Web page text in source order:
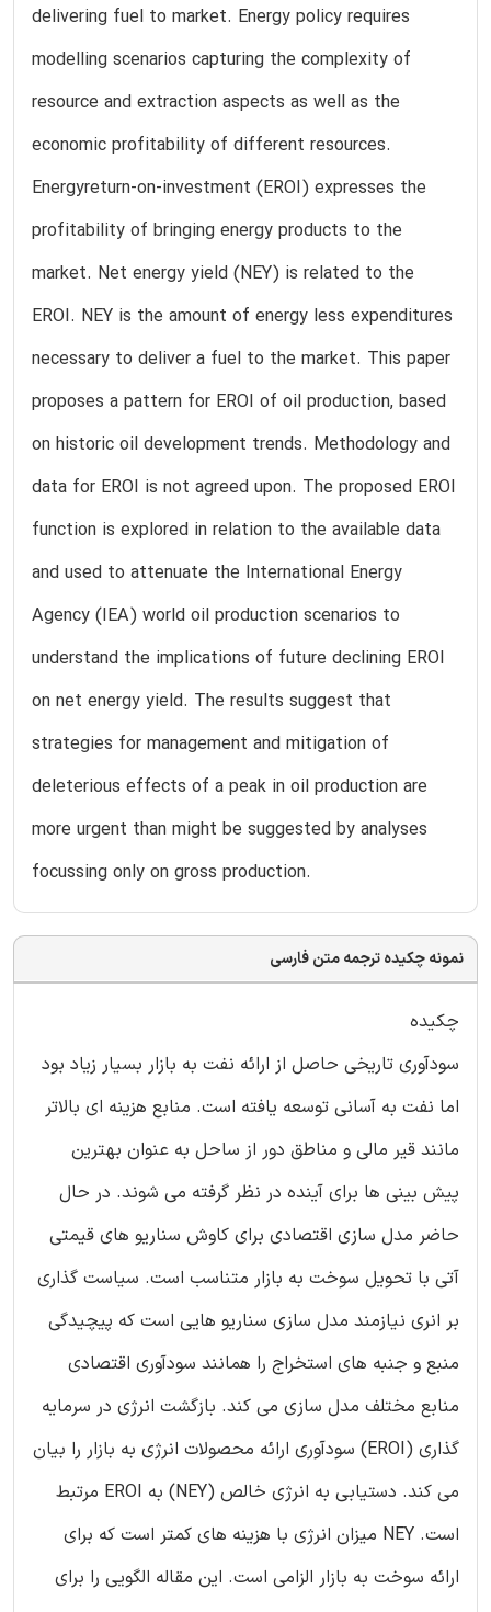
delivering fuel to market. Energy policy requires
modelling scenarios capturing the complexity of
resource and extraction aspects as well as the
economic profitability of different resources.
Energyreturn-on-investment (EROI) expresses the
profitability of bringing energy products to the
market. Net energy yield (NEY) is related to the
EROI. NEY is the amount of energy less expenditures
necessary to deliver a fuel to the market. This paper
proposes a pattern for EROI of oil production, based
on historic oil development trends. Methodology and
data for EROI is not agreed upon. The proposed EROI
function is explored in relation to the available data
and used to attenuate the International Energy
Agency (IEA) world oil production scenarios to
understand the implications of future declining EROI
on net energy yield. The results suggest that
strategies for management and mitigation of
deleterious effects of a peak in oil production are
more urgent than might be suggested by analyses
focussing only on gross production.
نمونه چکیده ترجمه متن فارسی
چکیده
سودآوری تاریخی حاصل از ارائه نفت به بازار بسیار زیاد بود
اما نفت به آسانی توسعه یافته است. منابع هزینه ای بالاتر
مانند قیر مالی و مناطق دور از ساحل به عنوان بهترین
پیش بینی ها برای آینده در نظر گرفته می شوند. در حال
حاضر مدل سازی اقتصادی برای کاوش سناریو های قیمتی
آتی با تحویل سوخت به بازار متناسب است. سیاست گذاری
بر انری نیازمند مدل سازی سناریو هایی است که پیچیدگی
منبع و جنبه های استخراج را همانند سودآوری اقتصادی
منابع مختلف مدل سازی می کند. بازگشت انرژی در سرمایه
گذاری (EROI) سودآوری ارائه محصولات انرژی به بازار را بیان
می کند. دستیابی به انرژی خالص (NEY) به EROI مرتبط
است. NEY میزان انرژی با هزینه های کمتر است که برای
ارائه سوخت به بازار الزامی است. این مقاله الگویی را برای